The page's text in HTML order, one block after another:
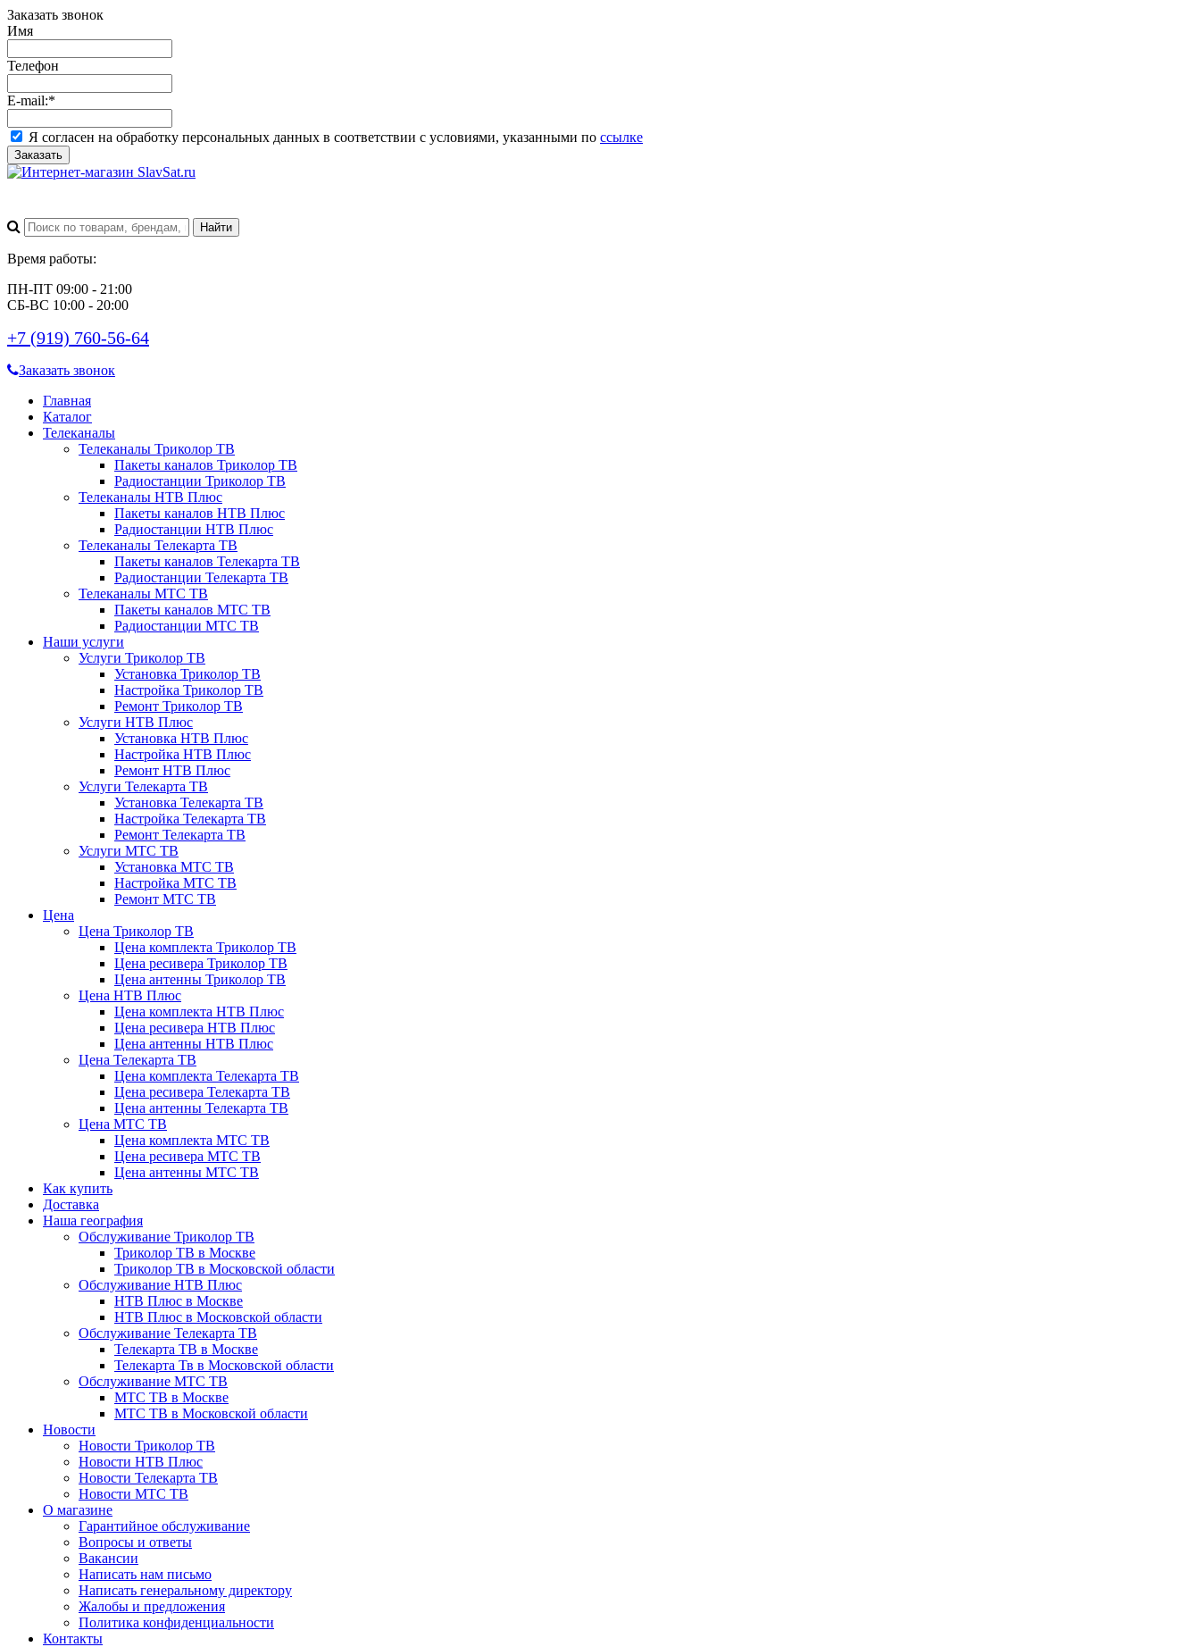
Заказать звонок
Имя
Телефон
E-mail:*
Я согласен на обработку персональных данных в соответствии с условиями, указанными по ссылке
Заказать
Время работы:
ПН-ПТ 09:00 - 21:00
СБ-ВС 10:00 - 20:00
+7 (919) 760-56-64
Заказать звонок
Главная
Каталог
Телеканалы
Телеканалы Триколор ТВ
Пакеты каналов Триколор ТВ
Радиостанции Триколор ТВ
Телеканалы НТВ Плюс
Пакеты каналов НТВ Плюс
Радиостанции НТВ Плюс
Телеканалы Телекарта ТВ
Пакеты каналов Телекарта ТВ
Радиостанции Телекарта ТВ
Телеканалы МТС ТВ
Пакеты каналов МТС ТВ
Радиостанции МТС ТВ
Наши услуги
Услуги Триколор ТВ
Установка Триколор ТВ
Настройка Триколор ТВ
Ремонт Триколор ТВ
Услуги НТВ Плюс
Установка НТВ Плюс
Настройка НТВ Плюс
Ремонт НТВ Плюс
Услуги Телекарта ТВ
Установка Телекарта ТВ
Настройка Телекарта ТВ
Ремонт Телекарта ТВ
Услуги МТС ТВ
Установка МТС ТВ
Настройка МТС ТВ
Ремонт МТС ТВ
Цена
Цена Триколор ТВ
Цена комплекта Триколор ТВ
Цена ресивера Триколор ТВ
Цена антенны Триколор ТВ
Цена НТВ Плюс
Цена комплекта НТВ Плюс
Цена ресивера НТВ Плюс
Цена антенны НТВ Плюс
Цена Телекарта ТВ
Цена комплекта Телекарта ТВ
Цена ресивера Телекарта ТВ
Цена антенны Телекарта ТВ
Цена МТС ТВ
Цена комплекта МТС ТВ
Цена ресивера МТС ТВ
Цена антенны МТС ТВ
Как купить
Доставка
Наша география
Обслуживание Триколор ТВ
Триколор ТВ в Москве
Триколор ТВ в Московской области
Обслуживание НТВ Плюс
НТВ Плюс в Москве
НТВ Плюс в Московской области
Обслуживание Телекарта ТВ
Телекарта ТВ в Москве
Телекарта Тв в Московской области
Обслуживание МТС ТВ
МТС ТВ в Москве
МТС ТВ в Московской области
Новости
Новости Триколор ТВ
Новости НТВ Плюс
Новости Телекарта ТВ
Новости МТС ТВ
О магазине
Гарантийное обслуживание
Вопросы и ответы
Вакансии
Написать нам письмо
Написать генеральному директору
Жалобы и предложения
Политика конфиденциальности
Контакты